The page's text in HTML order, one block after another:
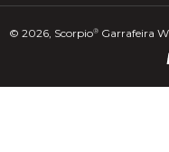
© 2026, Scorpio® Garrafeira